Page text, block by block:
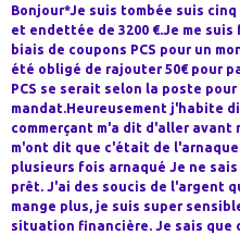
Bonjour*Je suis tombée suis
et endettée de 3200 €.Je me
biais de coupons PCS pour un
été obligé de rajouter 50€ pour
PCS se serait selon la poste
mandat.Heureusement j'habite
commerçant m'a dit d'aller avant
m'ont dit que c'était de
plusieurs fois arnaqué Je ne
prêt. J'ai des soucis de l'argent
mange plus, je suis super
situation financière. Je sais que